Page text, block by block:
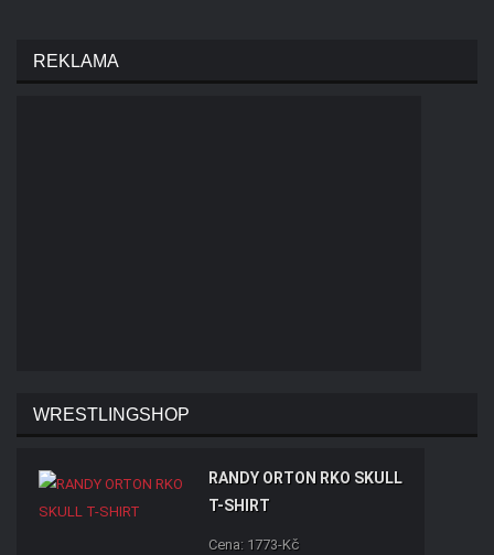
REKLAMA
WRESTLINGSHOP
RANDY ORTON RKO SKULL
T-SHIRT
Cena: 1773-Kč